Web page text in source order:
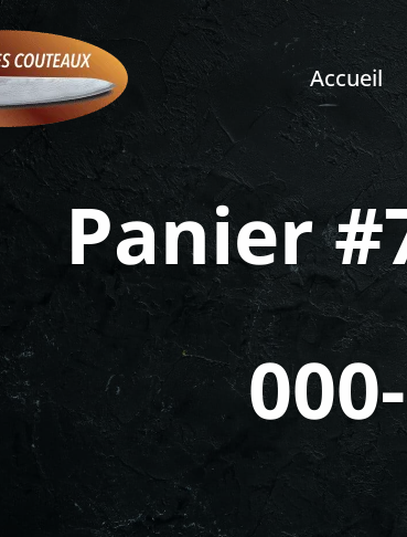
Accueil
Panier